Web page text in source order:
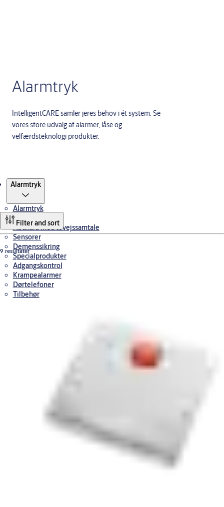
Alarmtryk
IntelligentCARE samler jeres behov i ét system. Se
vores store udvalg af alarmer, låse og
velfærdsteknologi produkter.
Alarmtryk
Alarmtryk
Digitalt tilsyn
Nødkald med tovejssamtale
Sensorer
Demenssikring
Specialprodukter
Adgangskontrol
Krampealarmer
Dørtelefoner
Tilbehør
Filter and sort
9 resultater